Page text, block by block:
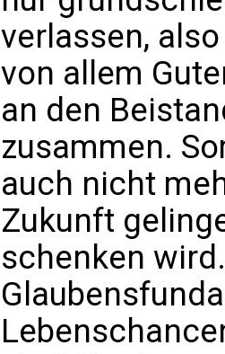
verlassen,
von allem
an den
zusammen.
auch nicht
Zukunft
schenken